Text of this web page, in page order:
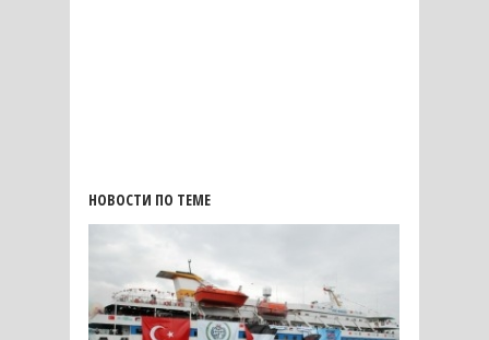
НОВОСТИ ПО ТЕМЕ